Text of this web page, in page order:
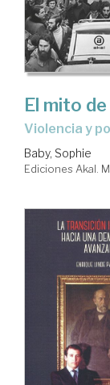
El mito
violencia y
Baby, Sophie
Ediciones Akal.